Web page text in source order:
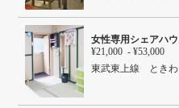
女性専用シェアハ
¥21,000 - ¥53,000
東武東上線 とき